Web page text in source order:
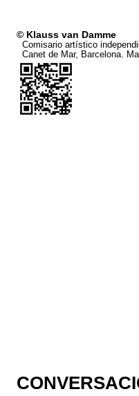
© Klauss van Damme
Comisario artístico
Canet de Mar, Barcelona.